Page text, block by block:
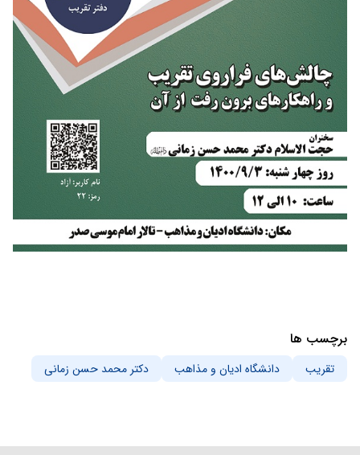
برچسب ها
تقریب دانشگاه ادیان و مذاهب دکتر محمد حسن زمانی